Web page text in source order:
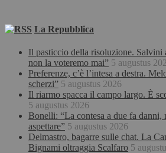
La Repubblica
Il pasticcio della risoluzione. Salvini
non la voteremo mai” 5 augustus
Preferenze, c’è l’intesa a destra.
scherzi” 5 augustus 2026
Il riarmo spacca il campo largo. È
5 augustus 2026
Bonelli: “La contesa a due fa
aspettare” 5 augustus 2026
Delmastro, bagarre sulle chat. La
Bignami oltraggia Scalfaro 5